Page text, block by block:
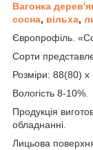
Вагонка
сосна, вільха,
Європрофіль.
Сорти
Розміри: 88(80)
Вологість 8-10%.
Продукція
обладнанні.
Лицьова